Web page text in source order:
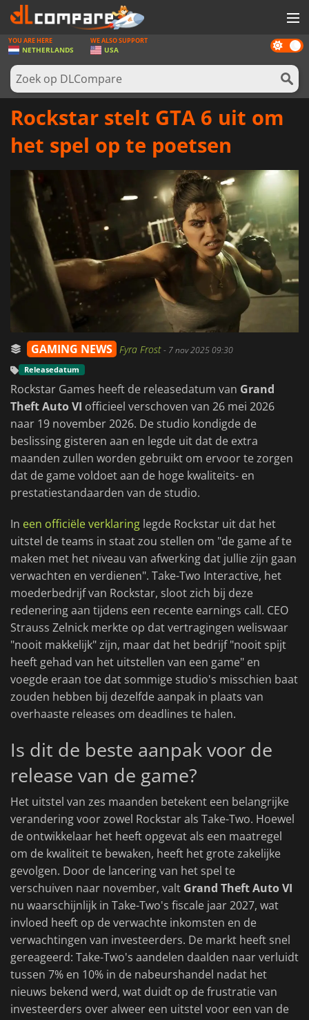
SPELLEN
GAME CARDS
SOFTWARE
LOG IN OF REGISTREER
Dark
mode
YOU ARE HERE
NETHERLANDS
WE ALSO SUPPORT
USA
Rockstar stelt GTA 6 uit om
het spel op te poetsen
GAMING NEWS Fyra Frost- 7 nov 2025 09:30
Releasedatum
Rockstar Games heeft de releasedatum van Grand
Theft Auto VI officieel verschoven van 26 mei 2026
naar 19 november 2026. De studio kondigde de
beslissing gisteren aan en legde uit dat de extra
maanden zullen worden gebruikt om ervoor te zorgen
dat de game voldoet aan de hoge kwaliteits- en
prestatiestandaarden van de studio.
In een officiële verklaring legde Rockstar uit dat het
uitstel de teams in staat zou stellen om "de game af te
maken met het niveau van afwerking dat jullie zijn gaan
verwachten en verdienen". Take-Two Interactive, het
moederbedrijf van Rockstar, sloot zich bij deze
redenering aan tijdens een recente earnings call. CEO
Strauss Zelnick merkte op dat vertragingen weliswaar
"nooit makkelijk" zijn, maar dat het bedrijf "nooit spijt
heeft gehad van het uitstellen van een game" en
voegde eraan toe dat sommige studio's misschien baat
zouden hebben bij dezelfde aanpak in plaats van
overhaaste releases om deadlines te halen.
Is dit de beste aanpak voor de
release van de game?
Het uitstel van zes maanden betekent een belangrijke
verandering voor zowel Rockstar als Take-Two. Hoewel
de ontwikkelaar het heeft opgevat als een maatregel
om de kwaliteit te bewaken, heeft het grote zakelijke
gevolgen. Door de lancering van het spel te
verschuiven naar november, valt Grand Theft Auto VI
nu waarschijnlijk in Take-Two's fiscale jaar 2027, wat
invloed heeft op de verwachte inkomsten en de
verwachtingen van investeerders. De markt heeft snel
gereageerd: Take-Two's aandelen daalden naar verluidt
tussen 7% en 10% in de nabeurshandel nadat het
nieuws bekend werd, wat duidt op de frustratie van
investeerders over alweer een uitstel voor een van de